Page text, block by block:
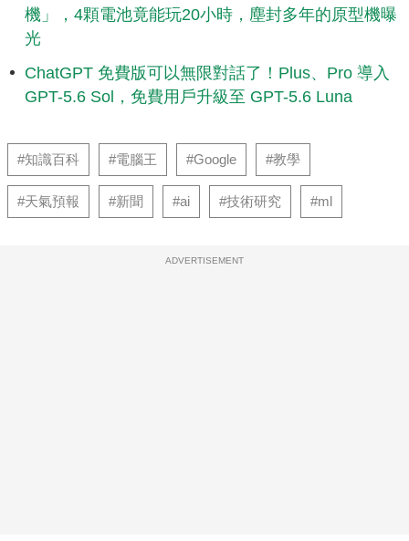
機」，4顆電池竟能玩20小時，塵封多年的原型機曝
光
ChatGPT 免費版可以無限對話了！Plus、Pro 導入
GPT-5.6 Sol，免費用戶升級至 GPT-5.6 Luna
#知識百科 #電腦王 #Google #教學
#天氣預報 #新聞 #ai #技術研究 #ml
ADVERTISEMENT